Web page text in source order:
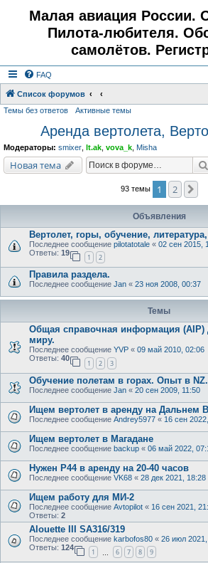
Малая авиация России.
Пилота-любителя.
самолётов.
FAQ
Список форумов
Темы без ответов Активные темы
Аренда вертолета,
Модераторы: smixer lt.ak vova_k Misha
Новая тема
93 темы 1 2
Объявления
Вертолет, горы, обучение,
Последнее сообщение pilotatotale « 02 сен 2015,
Ответы: 19
1 2
Правила раздела.
Последнее сообщение Jan « 23 ноя 2008, 00:37
Темы
Общая справочная информация (AIP)
миру.
Последнее сообщение YVP « 09 май 2010, 02:06
Ответы: 40
1 2 3
Обучение полетам в горах. Опыт в NZ.
Последнее сообщение Jan « 20 сен 2009, 11:50
Ищем вертолет в аренду на Дальнем
Последнее сообщение Andrey5977 « 16 сен
Ищем вертолет в Магадане
Последнее сообщение backup « 06 май 2022,
Нужен Р44 в аренду на 20-40 часов
Последнее сообщение VK68 « 28 дек 2021, 18:28
Ищем работу для МИ-2
Последнее сообщение Avtopilot « 16 сен 2021,
Ответы: 2
Alouette III SA316/319
Последнее сообщение karbofos80 « 26 июл
Ответы: 124
1 6 7 8 9